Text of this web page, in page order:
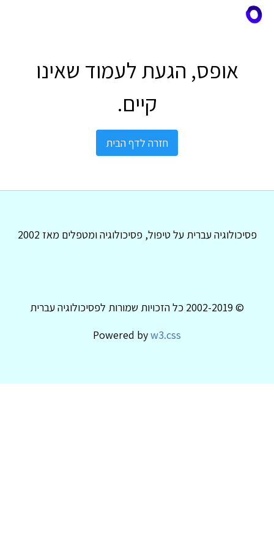
אופס, הגעת לעמוד שאינו
קיים.
חזרה לדף הבית
פסיכולוגיה עברית על טיפול, פסיכולוגיה ומטפלים מאז 2002
© 2002-2019 כל הזכויות שמורות לפסיכולוגיה עברית
Powered byw3.css